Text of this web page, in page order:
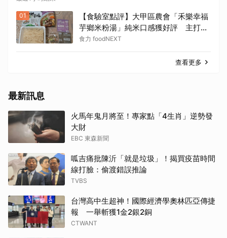
01
【食驗室點評】大甲區農會「禾樂幸福
芋鄉米粉湯」純米口感獲好評 主打芋
頭卻吃不到存在感
食力 foodNEXT
查看更多
最新訊息
火馬年鬼月將至！專家點「4生肖」逆勢發
大財
EBC 東森新聞
呱吉痛批陳沂「就是垃圾」！揭買疫苗時間
線打臉：偷渡錯誤推論
TVBS
台灣高中生超神！國際經濟學奧林匹亞傳捷
報 一舉斬獲1金2銀2銅
CTWANT